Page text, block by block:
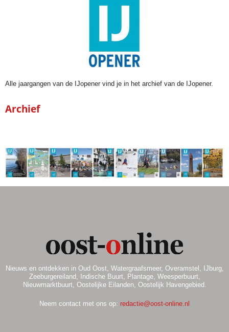
Alle jaargangen van de IJopener vind je in het archief van de IJopener.
Archief
Nieuws en ontdekken in Oud Oost, Watergraafsmeer, Overamstel, IJburg,
Zeeburgereiland, Indische Buurt, Plantage, Weesperbuurt,
Nieuwmarktbuurt, Oostelijke Eilanden, Oostelijk Havengebied.
Neem contact met ons op: redactie@oost-online.nl